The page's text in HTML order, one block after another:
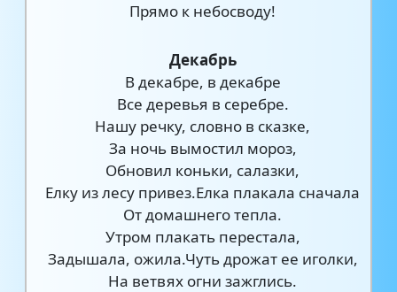
Прямо к небосводу!
Декабрь
В декабре, в декабре
Все деревья в серебре.
Нашу речку, словно в сказке,
За ночь вымостил мороз,
Обновил коньки, салазки,
Елку из лесу привез.Елка плакала сначала
От домашнего тепла.
Утром плакать перестала,
Задышала, ожила.Чуть дрожат ее иголки,
На ветвях огни зажглись.